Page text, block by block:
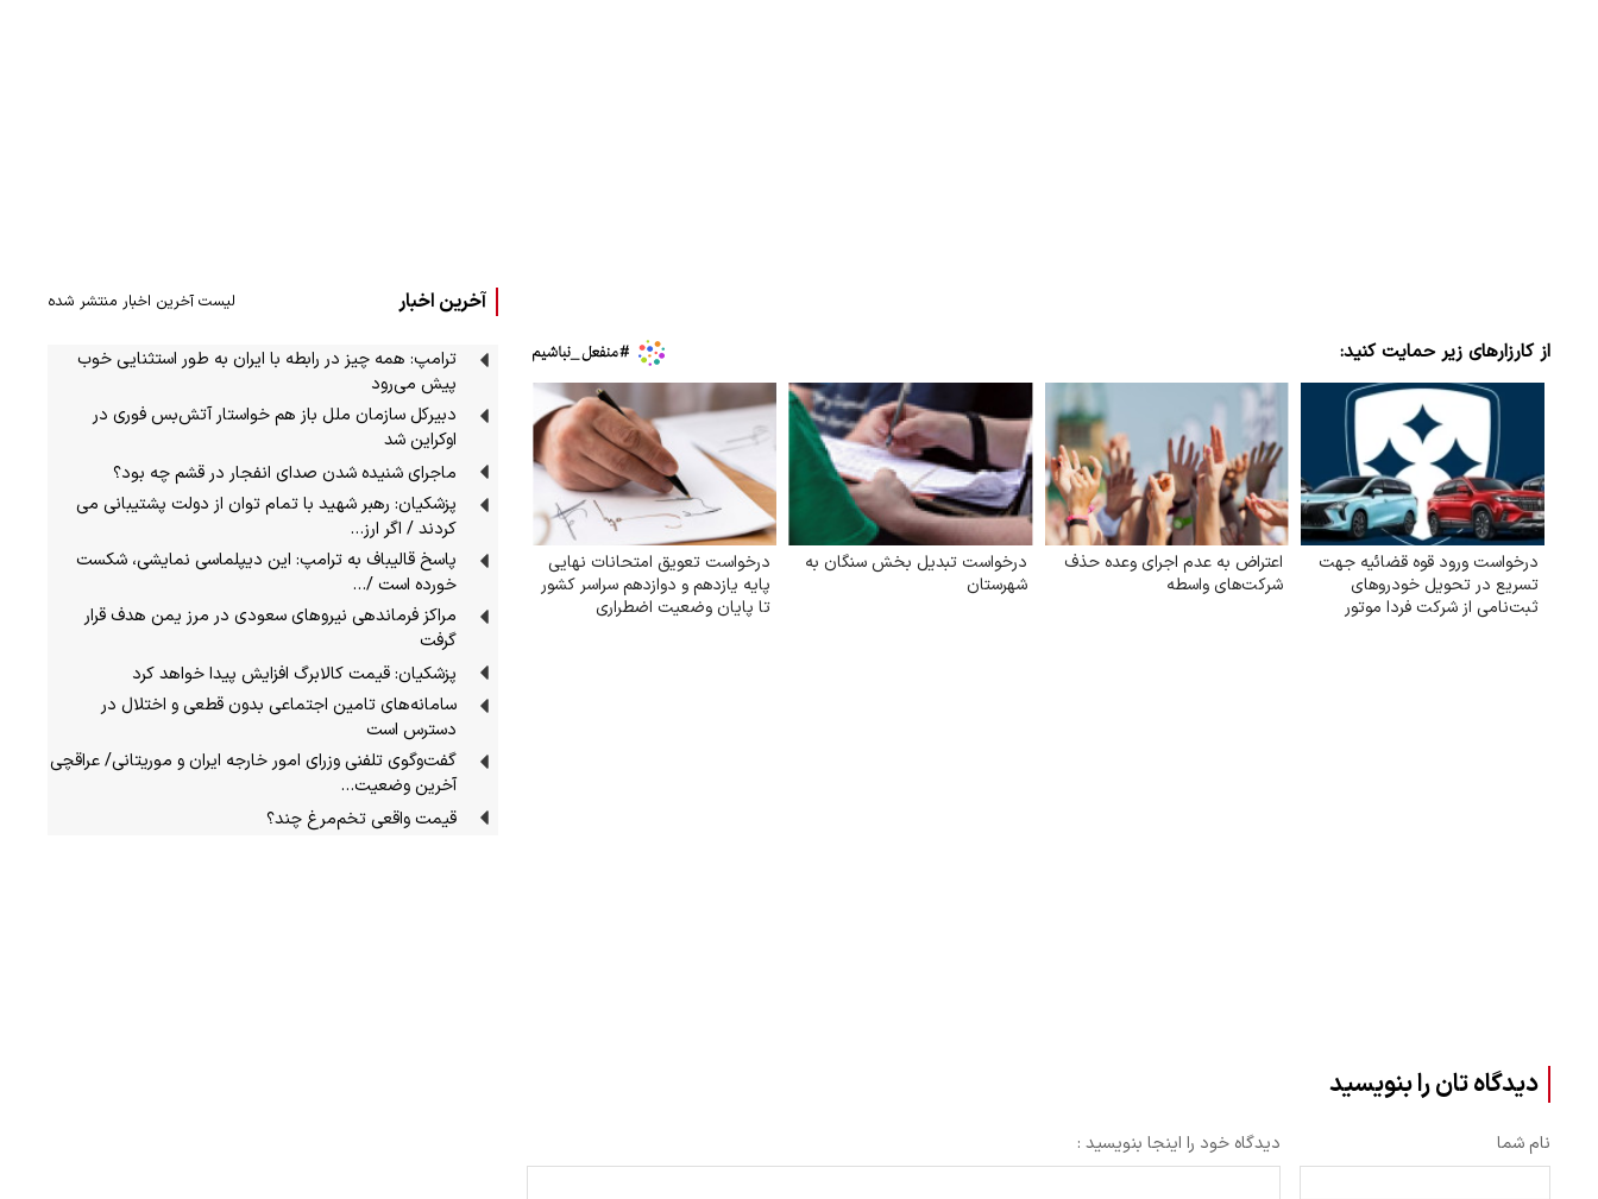
از کارزارهای زیر حمایت کنید:
درخواست ورود قوه قضائیه جهت
تسریع در تحویل خودروهای
ثبت‌نامی از شرکت فردا موتور
اعتراض به عدم اجرای وعده حذف
شرکت‌های واسطه
درخواست تبدیل بخش سنگان به
شهرستان
درخواست تعویق امتحانات نهایی
پایه یازدهم و دوازدهم سراسر کشور
تا پایان وضعیت اضطراری
دیدگاه تان را بنویسید
نام شما دیدگاه خود را اینجا بنویسید :
آخرین اخبار لیست آخرین اخبار منتشر شده
ترامپ: همه چیز در رابطه با ایران به طور استثنایی خوب
پیش می‌رود
دبیرکل سازمان ملل باز هم خواستار آتش‌بس فوری در
اوکراین شد
ماجرای شنیده شدن صدای انفجار در قشم چه بود؟
پزشکیان: رهبر شهید با تمام توان از دولت پشتیبانی می
کردند / اگر ارز…
پاسخ قالیباف به ترامپ: این دیپلماسی نمایشی، شکست
خورده است /…
مراکز فرماندهی نیروهای سعودی در مرز یمن هدف قرار
گرفت
پزشکیان: قیمت کالابرگ افزایش پیدا خواهد کرد
سامانه‌های تامین اجتماعی بدون قطعی و اختلال در
دسترس است
گفت‌وگوی تلفنی وزرای امور خارجه ایران و موریتانی/ عراقچی
آخرین وضعیت…
قیمت واقعی تخم‌مرغ چند؟